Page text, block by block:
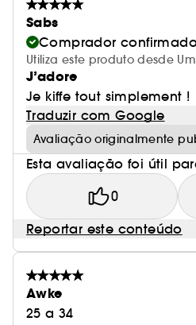
Sabs
Comprador
Utiliza este produto desde
J’adore
Je kiffe tout simplement !
Traduzir com Google
Avaliação originalmente
Esta avaliação foi útil
0
Reportar este conteúdo
Awke
25 a 34